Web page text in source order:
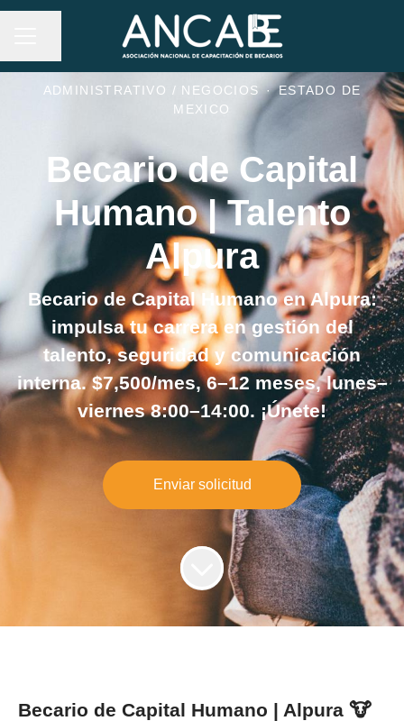
MENÚ DE EMPLEO
Compartir página
ADMINISTRATIVO / NEGOCIOS · ESTADO DE
MEXICO
Becario de Capital
Humano | Talento
Alpura
Becario de Capital Humano en Alpura:
impulsa tu carrera en gestión del
talento, seguridad y comunicación
interna. $7,500/mes, 6–12 meses, lunes–
viernes 8:00–14:00. ¡Únete!
Enviar solicitud
Becario de Capital Humano | Alpura 🐮